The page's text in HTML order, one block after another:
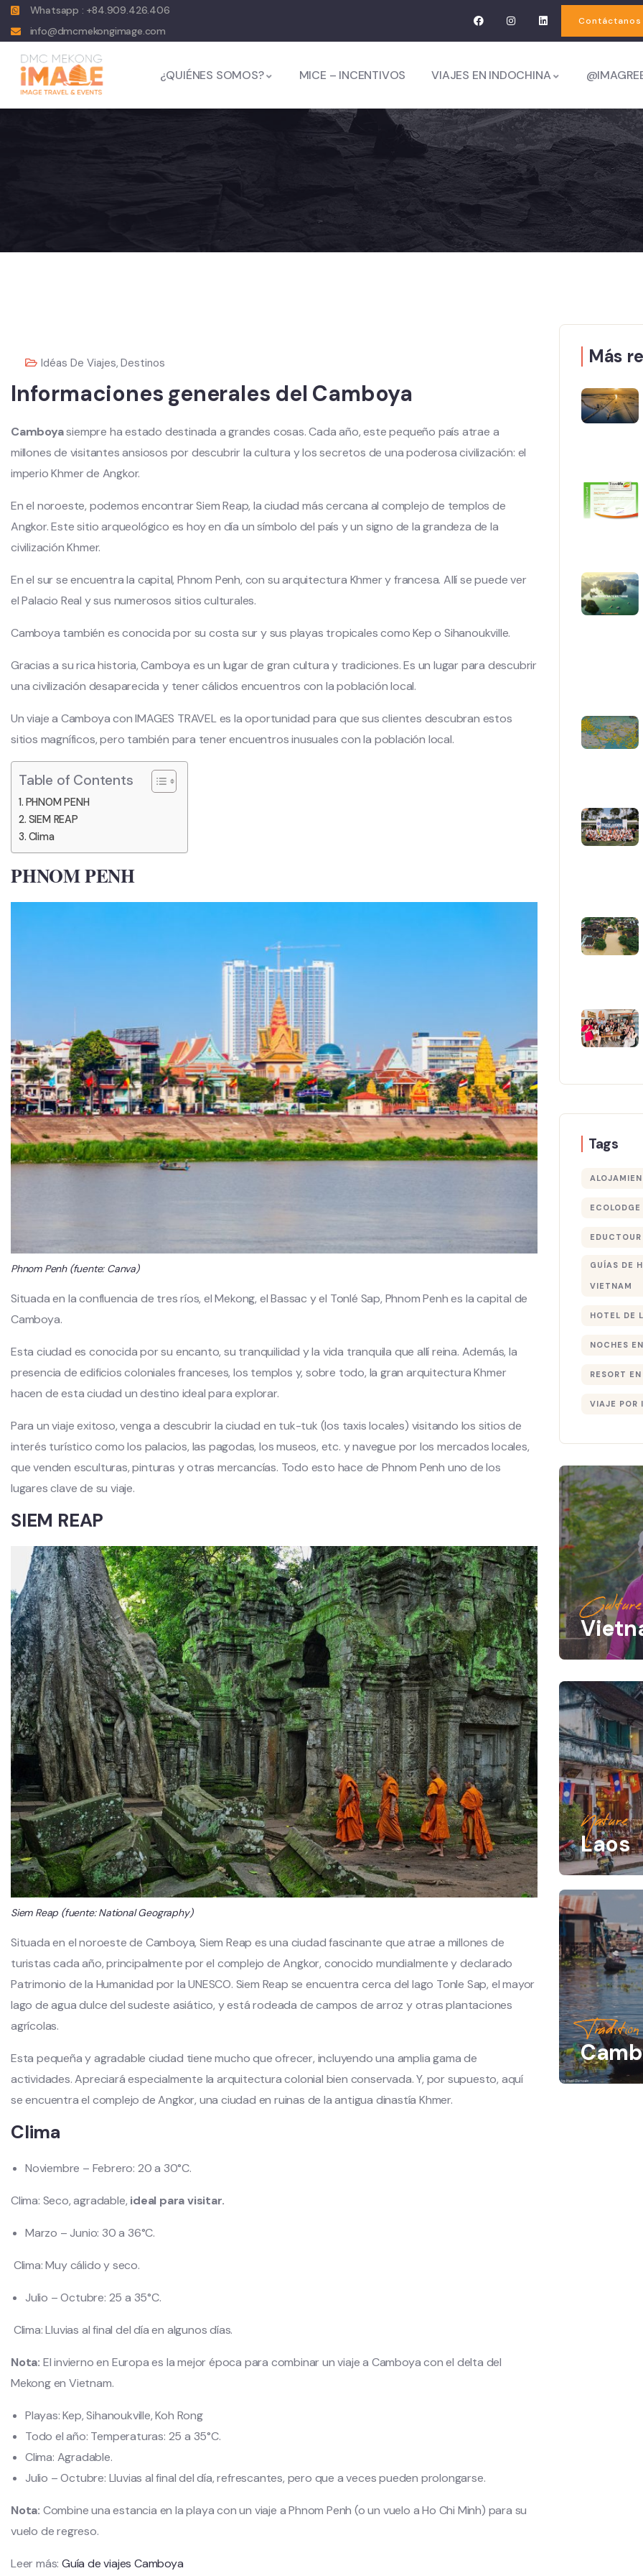
Whatsapp : +84.909.426.406
info@dmcmekongimage.com
Contáctanos
¿QUIÉNES SOMOS? MICE – INCENTIVOS VIAJES EN INDOCHINA
Idéas De Viajes,Destinos
Informaciones generales del Camboya
Camboyasiempre ha estado destinada a grandes cosas. Cada año, este pequeño país atrae a
millones de visitantes ansiosos por descubrir la cultura y los secretos de una poderosa civilización: el
imperio Khmer de Angkor.
En el noroeste, podemos encontrar Siem Reap, la ciudad más cercana al complejo de templos de
Angkor. Este sitio arqueológico es hoy en día un símbolo del país y un signo de la grandeza de la
civilización Khmer.
En el sur se encuentra la capital, Phnom Penh, con su arquitectura Khmer y francesa. Allí se puede ver
el Palacio Real y sus numerosos sitios culturales.
Camboya también es conocida por su costa sur y sus playas tropicales como Kep o Sihanoukville.
Gracias a su rica historia, Camboya es un lugar de gran cultura y tradiciones. Es un lugar para descubrir
una civilización desaparecida y tener cálidos encuentros con la población local.
Un viaje a Camboya con IMAGES TRAVEL es la oportunidad para que sus clientes descubran estos
sitios magníficos, pero también para tener encuentros inusuales con la población local.
Table of Contents
PHNOM PENH
SIEM REAP
Clima
PHNOM PENH
Phnom Penh (fuente: Canva)
Situada en la confluencia de tres ríos, el Mekong, el Bassac y el Tonlé Sap, Phnom Penh es la capital de
Camboya.
Esta ciudad es conocida por su encanto, su tranquilidad y la vida tranquila que allí reina. Además, la
presencia de edificios coloniales franceses, los templos y, sobre todo, la gran arquitectura Khmer
hacen de esta ciudad un destino ideal para explorar.
Para un viaje exitoso, venga a descubrir la ciudad en tuk-tuk (los taxis locales) visitando los sitios de
interés turístico como los palacios, las pagodas, los museos, etc. y navegue por los mercados locales,
que venden esculturas, pinturas y otras mercancías. Todo esto hace de Phnom Penh uno de los
lugares clave de su viaje.
SIEM REAP
Siem Reap (fuente: National Geography)
Situada en el noroeste de Camboya, Siem Reap es una ciudad fascinante que atrae a millones de
turistas cada año, principalmente por el complejo de Angkor, conocido mundialmente y declarado
Patrimonio de la Humanidad por la UNESCO. Siem Reap se encuentra cerca del lago Tonle Sap, el mayor
lago de agua dulce del sudeste asiático, y está rodeada de campos de arroz y otras plantaciones
agrícolas.
Esta pequeña y agradable ciudad tiene mucho que ofrecer, incluyendo una amplia gama de
actividades. Apreciará especialmente la arquitectura colonial bien conservada. Y, por supuesto, aquí
se encuentra el complejo de Angkor, una ciudad en ruinas de la antigua dinastía Khmer.
Clima
Noviembre – Febrero: 20 a 30°C.
Clima: Seco, agradable, ideal para visitar.
Marzo – Junio: 30 a 36°C.
Clima: Muy cálido y seco.
Julio – Octubre: 25 a 35°C.
Clima: Lluvias al final del día en algunos días.
Nota: El invierno en Europa es la mejor época para combinar un viaje a Camboya con el delta del
Mekong en Vietnam.
Playas: Kep, Sihanoukville, Koh Rong
Todo el año: Temperaturas: 25 a 35°C.
Clima: Agradable.
Julio – Octubre: Lluvias al final del día, refrescantes, pero que a veces pueden prolongarse.
Nota: Combine una estancia en la playa con un viaje a Phnom Penh (o un vuelo a Ho Chi Minh) para su
vuelo de regreso.
Leer más: Guía de viajes Camboya
Más
Tags
GUÍAS DE
VIETNAM
HOTEL DE
NOCHES
RESORT
VIAJE POR
Culture
Nature
Laos
Tradition